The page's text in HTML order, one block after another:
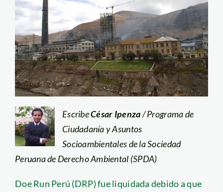
EscribeCésar Ipenza/ Programa de
Ciudadanía y Asuntos
Socioambientales de la Sociedad
Peruana de Derecho Ambiental (SPDA)
Doe Run Perú (DRP) fue liquidada debido a que